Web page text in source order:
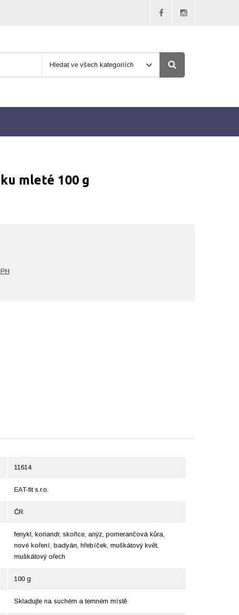
Hledat ve všech kategoriích
mleté 100 g
11614
EAT-fit s.r.o.
ČR
fenykl, koriandr, skořice, anýz, pomerančová kůra,
nové koření, badyán, hřebíček, muškátový květ,
muškátový ořech
100 g
Skladujte na suchém a temném místě